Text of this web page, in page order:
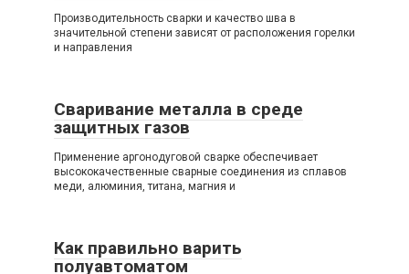
Производительность сварки и качество шва в
значительной степени зависят от расположения горелки
и направления
Сваривание металла в среде
защитных газов
Применение аргонодуговой сварке обеспечивает
высококачественные сварные соединения из сплавов
меди, алюминия, титана, магния и
Как правильно варить
полуавтоматом